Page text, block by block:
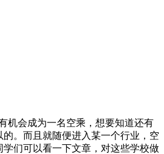
机会成为一名空乘，想要知道还有
。而且就随便进入某一个行业，空
们可以看一下文章，对这些学校做